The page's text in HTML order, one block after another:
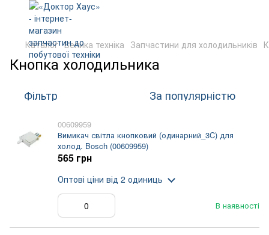
Каталог Велика техніка Запчастини для холодильників
Кнопка холодильника
Фільтр За популярністю
00609959
Вимикач світла кнопковий (одинарний_3C) для
холод. Bosch (00609959)
В наявності
565 грн
Оптові ціни від 2 одиниць